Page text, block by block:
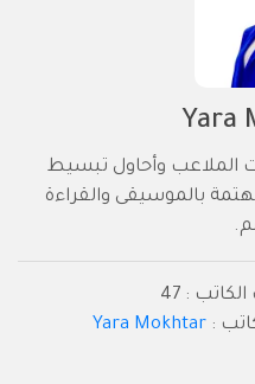
Yara
الملاعب وأحاول تبسيط
بالموسيقى والقراءة
: 47
:
Yara Mokhtar